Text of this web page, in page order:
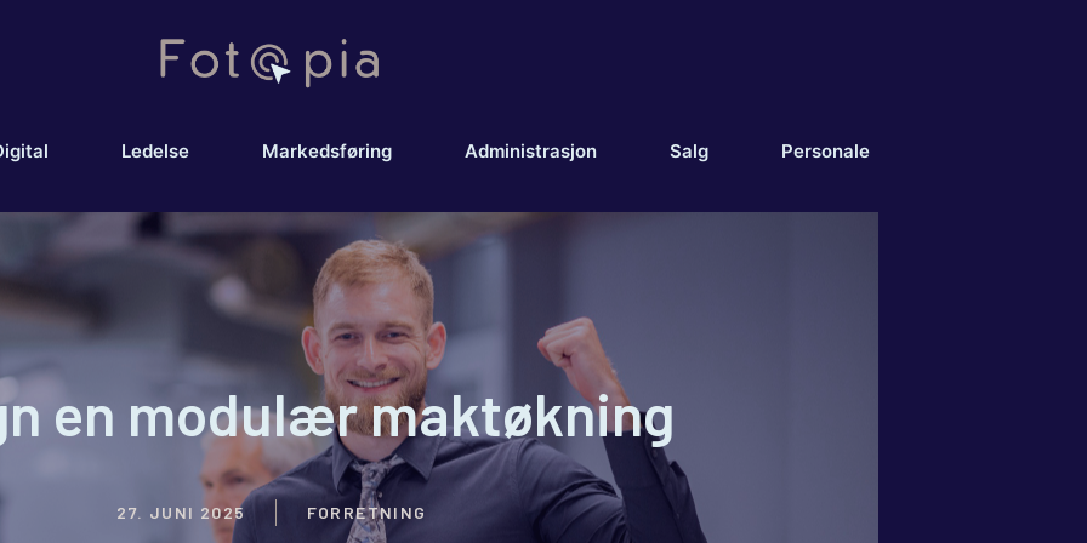
Ledelse Markedsføring Administrasjon Salg Personale
en modulær maktøkning
27. JUNI 2025 FORRETNING